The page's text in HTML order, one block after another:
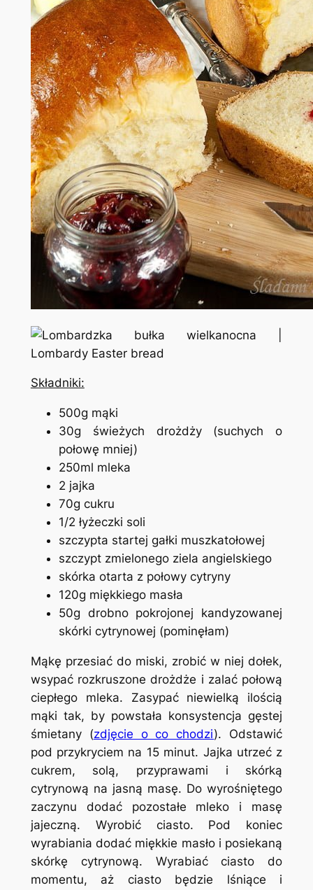
Składniki:
500g mąki
30g świeżych drożdży (suchych o
połowę mniej)
250ml mleka
2 jajka
70g cukru
1/2 łyżeczki soli
szczypta startej gałki muszkatołowej
szczypt zmielonego ziela angielskiego
skórka otarta z połowy cytryny
120g miękkiego masła
50g drobno pokrojonej kandyzowanej
skórki cytrynowej (pominęłam)
Mąkę przesiać do miski, zrobić w niej dołek,
wsypać rozkruszone drożdże i zalać połową
ciepłego mleka. Zasypać niewielką ilością
mąki tak, by powstała konsystencja gęstej
śmietany (zdjęcie o co chodzi). Odstawić
pod przykryciem na 15 minut. Jajka utrzeć z
cukrem, solą, przyprawami i skórką
cytrynową na jasną masę. Do wyrośniętego
zaczynu dodać pozostałe mleko i masę
jajeczną. Wyrobić ciasto. Pod koniec
wyrabiania dodać miękkie masło i posiekaną
skórkę cytrynową. Wyrabiać ciasto do
momentu, aż ciasto będzie lśniące i